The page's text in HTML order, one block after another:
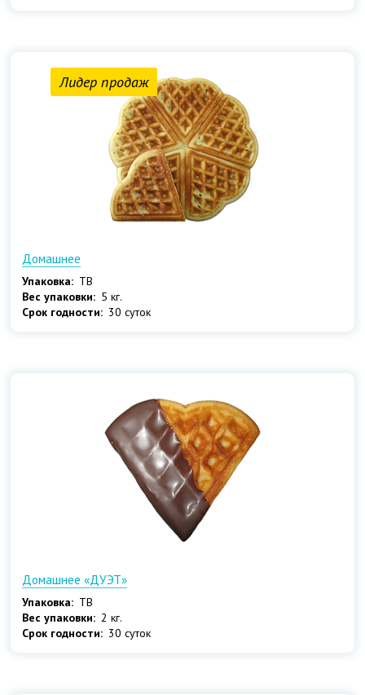
Лидер продаж
Домашнее
Упаковка: ТВ
Вес упаковки: 5 кг.
Срок годности: 30 суток
Домашнее «ДУЭТ»
Упаковка: ТВ
Вес упаковки: 2 кг.
Срок годности: 30 суток